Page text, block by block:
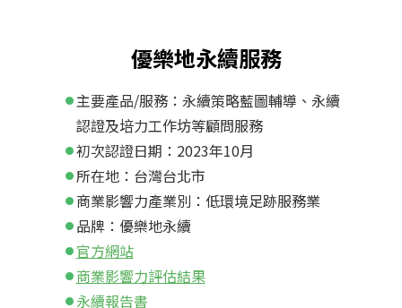
優樂地永續服務
主要產品/服務：永續策略藍圖輔導、永續
認證及培力工作坊等顧問服務
初次認證日期：2023年10月
所在地：台灣台北市
商業影響力產業別：低環境足跡服務業
品牌：優樂地永續
官方網站
商業影響力評估結果
永續報告書